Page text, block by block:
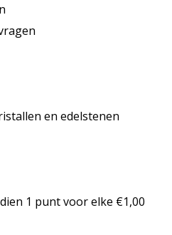
en edelstenen
1 punt voor elke €1,00